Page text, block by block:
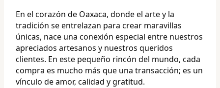
En el corazón de Oaxaca, donde el arte y la
tradición se entrelazan para crear maravillas
únicas, nace una conexión especial entre nuestros
apreciados artesanos y nuestros queridos
clientes. En este pequeño rincón del mundo, cada
compra es mucho más que una transacción; es un
vínculo de amor, calidad y gratitud.